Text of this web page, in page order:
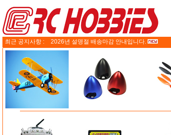
최근 공지사항 : 2026년 설명절 배송마감 안내입니다.